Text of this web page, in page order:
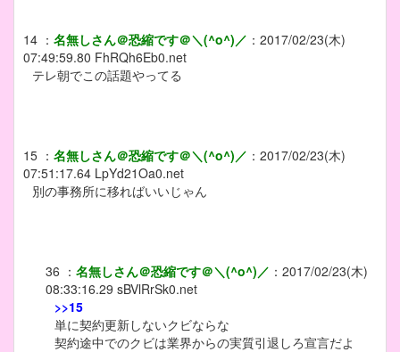
14 ： 名無しさん＠恐縮です＠＼(^o^)／ ： 2017/02/23(木)
07:49:59.80 FhRQh6Eb0.net
テレ朝でこの話題やってる
15 ： 名無しさん＠恐縮です＠＼(^o^)／ ： 2017/02/23(木)
07:51:17.64 LpYd21Oa0.net
別の事務所に移ればいいじゃん
36 ： 名無しさん＠恐縮です＠＼(^o^)／ ： 2017/02/23(木)
08:33:16.29 sBVlRrSk0.net
>>15
単に契約更新しないクビならな
契約途中でのクビは業界からの実質引退しろ宣言だよ